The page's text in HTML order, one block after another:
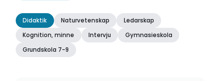
Didaktik Naturvetenskap
Ledarskap
Kognition, minne
Intervju
Gymnasieskola
Grundskola 7-9